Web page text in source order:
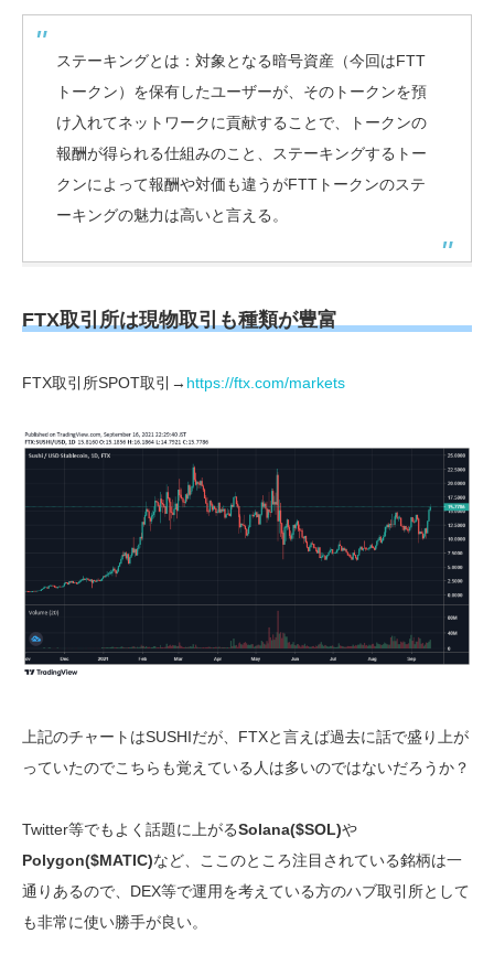
ステーキングとは：対象となる暗号資産（今回はFTT
トークン）を保有したユーザーが、そのトークンを預
け入れてネットワークに貢献することで、トークンの
報酬が得られる仕組みのこと、ステーキングするトー
クンによって報酬や対価も違うがFTTトークンのステ
ーキングの魅力は高いと言える。
FTX取引所は現物取引も種類が豊富
FTX取引所SPOT取引→ https://ftx.com/markets
上記のチャートはSUSHIだが、FTXと言えば過去に話で盛り上が
っていたのでこちらも覚えている人は多いのではないだろうか？
Twitter等でもよく話題に上がるSolana($SOL)や
Polygon($MATIC)など、ここのところ注目されている銘柄は一
通りあるので、DEX等で運用を考えている方のハブ取引所として
も非常に使い勝手が良い。